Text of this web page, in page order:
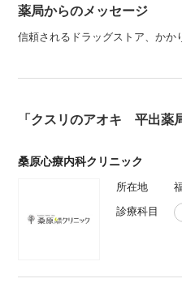
薬局からのメッセージ
信頼されるドラッグストア、かか
「クスリのアオキ 平出薬
桑原心療内科クリニック
所在地
診療科目